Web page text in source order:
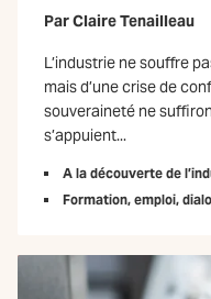
ParClaire Tenailleau
L’industrie ne souffre
mais d’une crise de
souveraineté ne
s’appuient...
A la découverte de
Formation, emploi,